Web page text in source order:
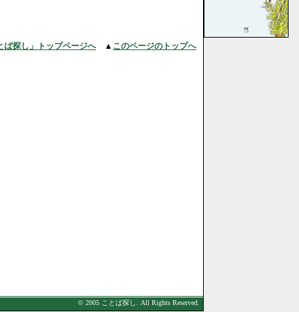
ば探し」トップページへ▲ このページのトップへ
© 2005 ことば探し. All Rights Reserved.